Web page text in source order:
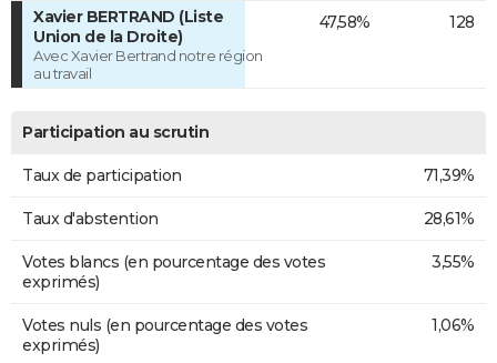
Xavier BERTRAND (Liste
Union de la Droite)
Avec Xavier Bertrand notre région
au travail
47,58% 128
Participation au scrutin
Taux de participation 71,39%
Taux d'abstention 28,61%
Votes blancs (en pourcentage des votes
exprimés)
3,55%
Votes nuls (en pourcentage des votes
exprimés)
1,06%